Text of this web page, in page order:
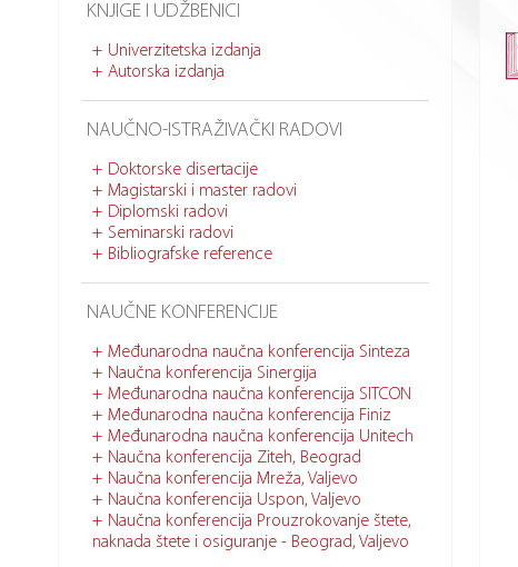
KNJIGE I UDŽBENICI
Univerzitetska izdanja
Autorska izdanja
NAUČNO-ISTRAŽIVAČKI RADOVI
Doktorske disertacije
Magistarski i master radovi
Diplomski radovi
Seminarski radovi
Bibliografske reference
NAUČNE KONFERENCIJE
Međunarodna naučna konferencija Sinteza
Naučna konferencija Sinergija
Međunarodna naučna konferencija SITCON
Međunarodna naučna konferencija Finiz
Međunarodna naučna konferencija Unitech
Naučna konferencija Ziteh, Beograd
Naučna konferencija Mreža, Valjevo
Naučna konferencija Uspon, Valjevo
Naučna konferencija Prouzrokovanje štete,
naknada štete i osiguranje - Beograd, Valjevo